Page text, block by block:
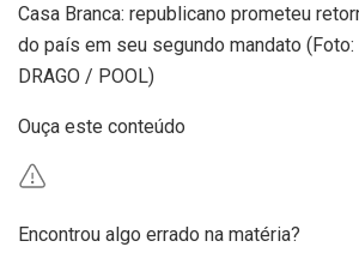
Casa Branca: republicano prometeu
do país em seu segundo mandato
DRAGO / POOL)
Ouça este conteúdo
Encontrou algo errado na matéria?